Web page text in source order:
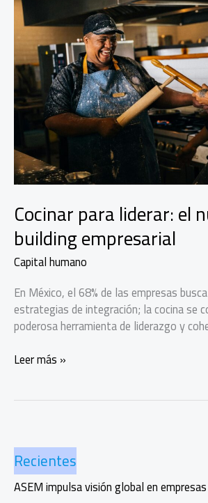
Cocinar para liderar: el
building empresarial
Capital humano
En México, el 68% de las empresas
estrategias de integración; la cocina se
poderosa herramienta de liderazgo y
Cocinar
team
building
empresarial
Leer más »
Recientes
ASEM impulsa visión global en